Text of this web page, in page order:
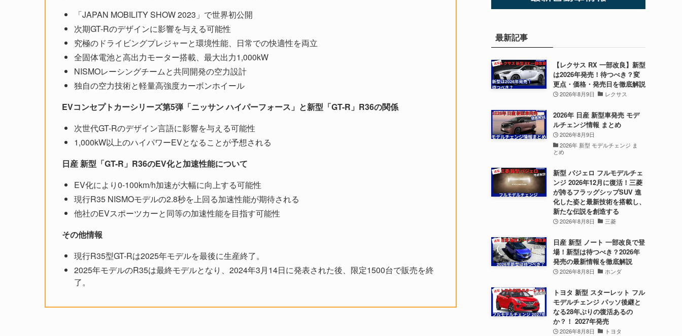
「JAPAN MOBILITY SHOW 2023」で世界初公開
次期GT-Rのデザインに影響を与える可能性
究極のドライビングプレジャーと環境性能、日常での快適性を両立
全固体電池と高出力モーター搭載、最大出力1,000kW
NISMOレーシングチームと共同開発の空力設計
独自の空力技術と軽量高強度カーボンホイール
EVコンセプトカーシリーズ第5弾「ニッサン ハイパーフォース」と新型「GT-R」R36の関係
次世代GT-Rのデザイン言語に影響を与える可能性
1,000kW以上のハイパワーEVとなることが予想される
日産 新型「GT-R」R36のEV化と加速性能について
EV化により0-100km/h加速が大幅に向上する可能性
現行R35 NISMOモデルの2.8秒を上回る加速性能が期待される
他社のEVスポーツカーと同等の加速性能を目指す可能性
その他情報
現行R35型GT-Rは2025年モデルを最後に生産終了。
2025年モデルのR35は最終モデルとなり、2024年3月14日に発表された後、限定1500台で販売を終
了。
最新記事
【レクサス RX 一部改良】新型
は2026年発売！待つべき？変
更点・価格・発売日を徹底解説
2026年8月9日 レクサス
2026年 日産 新型車発売 モデ
ルチェンジ情報 まとめ
2026年8月9日
2026年 新型 モデルチェンジ ま
とめ
新型 パジェロ フルモデルチェ
ンジ 2026年12月に復活！三菱
が誇るフラッグシップSUV 進
化した姿と最新技術を搭載し、
新たな伝説を創造する
2026年8月8日 三菱
日産 新型 ノート 一部改良で登
場！新型は待つべき？2026年
発売の最新情報を徹底解説
2026年8月8日 ホンダ
トヨタ 新型 スターレット フル
モデルチェンジ パッソ後継と
なる28年ぶりの復活あるの
か？！ 2027年発売
2026年8月8日 トヨタ